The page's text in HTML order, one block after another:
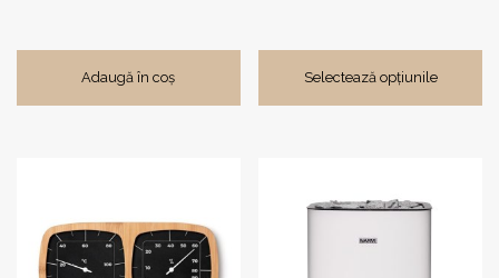
Adaugă în coș
până
la
Selectează opțiunile